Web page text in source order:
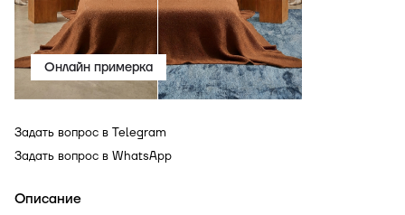
Онлайн примерка
Задать вопрос в Telegram
Задать вопрос в WhatsApp
Описание